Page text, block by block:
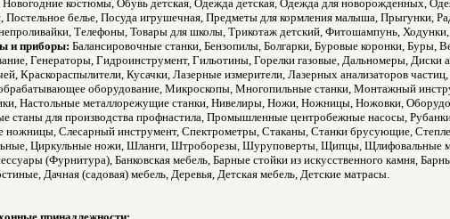
костюмы, Обувь детская, Одежда детская, Одежда для новорожденных,
белье, Посуда игрушечная, Предметы для кормления малыша, Прыгунки,
Телефоны, Товары для школы, Трикотаж детский, Фитошампунь,
и приборы: Балансировочные станки, Бензопилы, Болгарки, Буровые коронки, Буры,
Генераторы, Гидроинструмент, Гильотины, Горелки газовые, Дальномеры,
Краскораспылители, Кусачки, Лазерные измерители, Лазерных анализаторов
оборудование, Микроскопы, Многопильные станки, Монтажный
Настольные металлорежущие станки, Нивелиры, Ножи, Ножницы, Ножовки,
станы для производства профнастила, Промышленные центробежные насосы,
ножницы, Слесарный инструмент, Спектрометры, Стаканы, Станки брусующие,
Циркульные ножи, Шланги, Штроборезы, Шуруповерты, Щипцы, Щлифовальные
(Фурнитура), Банковская мебель, Барные стойки из искусственного камня,
Дачная (садовая) мебель, Деревья, Детская мебель, Детские матрасы.